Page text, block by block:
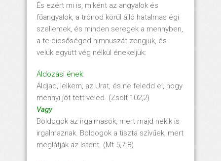
És ezért mi is, miként az angyalok és
főangyalok, a trónod körül álló hatalmas égi
szellemek, és minden seregek a mennyben,
a te dicsőséged himnuszát zengjük, és
velük együtt vég nélkül énekeljük:
Áldozási ének:
Áldjad, lelkem, az Urat, és ne feledd el, hogy
mennyi jót tett veled. (Zsolt 102,2)
Vagy
Boldogok az irgalmasok, mert majd nekik is
irgalmaznak. Boldogok a tiszta szívűek, mert
meglátják az Istent. (Mt 5,7-8)